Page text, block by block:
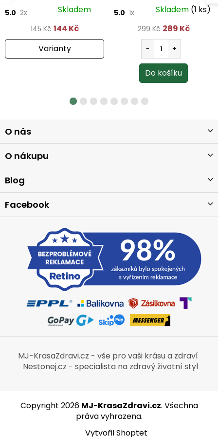
5.0 2x Skladem
145 Kč 144 Kč
Varianty
5.0 1x Skladem (1 ks)
299 Kč 289 Kč
á
p
a
t
O nás
O nákupu
Blog
Facebook
MJ-KrasaZdravi.cz - vše pro vaši krásu a zdraví
Nestonej.cz - specialista na zdravý životní styl
Vytvořil Shoptet
Copyright 2026 MJ-KrasaZdravi.cz. Všechna
práva vyhrazena.